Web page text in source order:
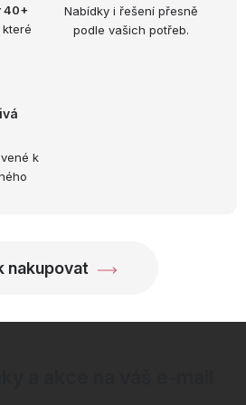
40+
které
Nabídky i řešení přesně
podle vašich potřeb.
k
nakupovat